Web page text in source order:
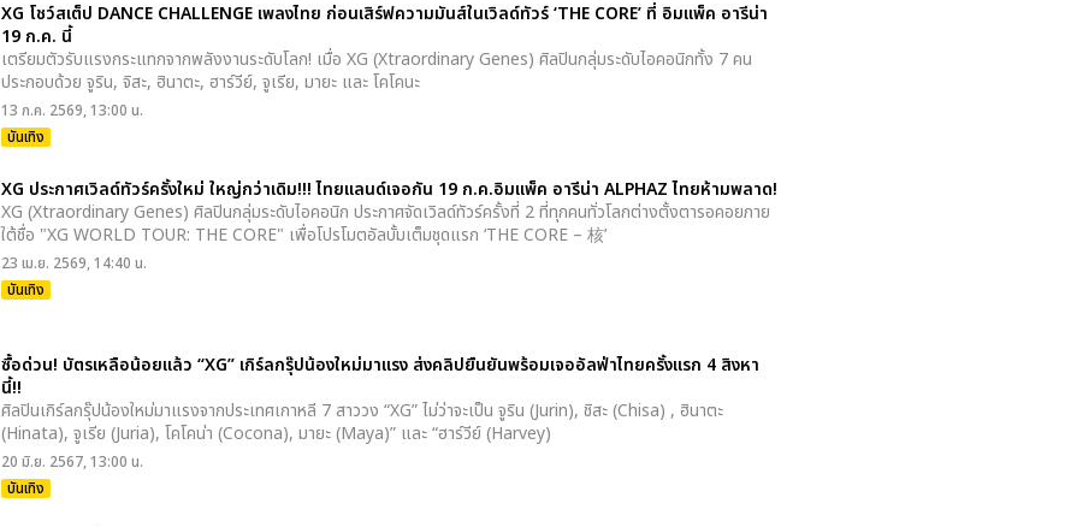
XG โชว์สเต็ป DANCE CHALLENGE เพลงไทย ก่อนเสิร์ฟความมันส์ในเวิลด์ทัวร์ ‘THE CORE’ ที่ อิมแพ็ค อารีน่า
19 ก.ค. นี้
เตรียมตัวรับแรงกระแทกจากพลังงานระดับโลก! เมื่อ XG (Xtraordinary Genes) ศิลปินกลุ่มระดับไอคอนิกทั้ง 7 คน
ประกอบด้วย จูริน, จิสะ, ฮินาตะ, ฮาร์วีย์, จูเรีย, มายะ และ โคโคนะ
13 ก.ค. 2569, 13:00 น.
บันเทิง
XG ประกาศเวิลด์ทัวร์ครั้งใหม่ ใหญ่กว่าเดิม!!! ไทยแลนด์เจอกัน 19 ก.ค.อิมแพ็ค อารีน่า ALPHAZ ไทยห้ามพลาด!
XG (Xtraordinary Genes) ศิลปินกลุ่มระดับไอคอนิก ประกาศจัดเวิลด์ทัวร์ครั้งที่ 2 ที่ทุกคนทั่วโลกต่างตั้งตารอคอยภาย
ใต้ชื่อ "XG WORLD TOUR: THE CORE" เพื่อโปรโมตอัลบั้มเต็มชุดแรก ‘THE CORE – 核’
23 เม.ย. 2569, 14:40 น.
บันเทิง
ซื้อด่วน! บัตรเหลือน้อยแล้ว “XG” เกิร์ลกรุ๊ปน้องใหม่มาแรง ส่งคลิปยืนยันพร้อมเจออัลฟ่าไทยครั้งแรก 4 สิงหา
นี้!!
ศิลปินเกิร์ลกรุ๊ปน้องใหม่มาแรงจากประเทศเกาหลี 7 สาววง “XG” ไม่ว่าจะเป็น จูริน (Jurin), ชิสะ (Chisa) , ฮินาตะ
(Hinata), จูเรีย (Juria), โคโคน่า (Cocona), มายะ (Maya)” และ “ฮาร์วีย์ (Harvey)
20 มิ.ย. 2567, 13:00 น.
บันเทิง